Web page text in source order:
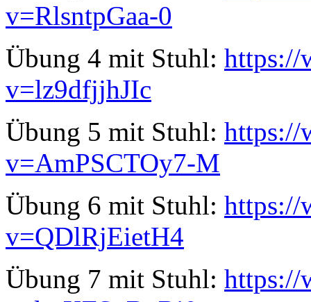
v=RlsntpGaa-0
Übung 4 mit Stuhl: https://
v=lz9dfjjhJIc
Übung 5 mit Stuhl: https://
v=AmPSCTOy7-M
Übung 6 mit Stuhl: https://
v=QDlRjEietH4
Übung 7 mit Stuhl: https://